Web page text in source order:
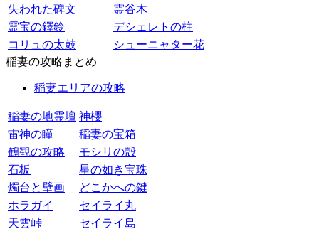
失われた碑文
霊谷木
霊宝の鐸鈴
デシェレトの柱
コリュの太鼓
シューニャター花
稲妻の攻略まとめ
稲妻エリアの攻略
稲妻の地霊壇 神櫻
雷神の瞳
稲妻の宝箱
鶴観の攻略
モシリの殻
石板
星の如き宝珠
燭台と壁画
どこかへの鍵
ホラガイ
セイライ丸
天雲峠
セイライ島